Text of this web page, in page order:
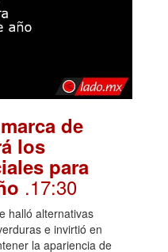
de
los
para
.17:30
halló alternativas
e invirtió en
la apariencia de